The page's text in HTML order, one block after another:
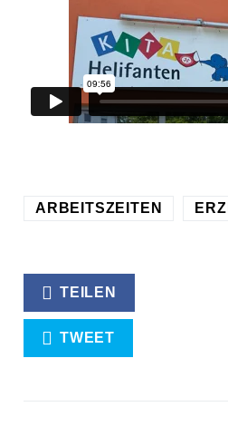
ARBEITSZEITEN
TEILEN
TWEET